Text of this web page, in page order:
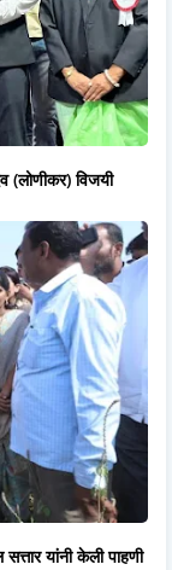
(लोणीकर) विजयी
यांनी केली पाहणी